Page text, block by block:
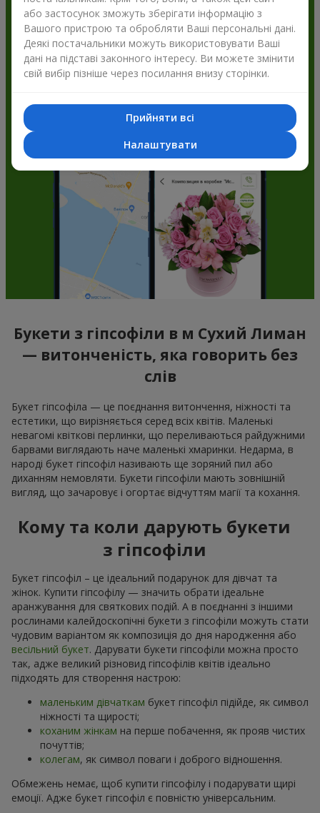
Flowers.ua і отримуйте бонуси
Букети з гіпсофіли в м Сухий Лиман
— витонченість, яка говорить без
слів
Букет гіпсофіла — це поєднання витончення, ніжності та
естетики, що вирізняється серед всіх квітів. Маленькі
невагомі квіткові перлинки, що переливаються райдужними
барвами виглядають наче маленькі хмаринки. Недарма, в
народі букет гіпсофіл називають ще зоряний пил або
диханням немовляти. Букети гіпсофіли мають зовнішній
вигляд, що зачаровує і огортає відчуттям магії та кохання.
Кому та коли дарують букети
з гіпсофіли
Букет гіпсофіл – це ідеальний подарунок для дівчат та
жінок. Купити гіпсофілу — значить обрати ідеальне
аранжування для святкових подій. А в поєднанні з іншими
рослинами калейдоскопічні букети з гіпсофіли можуть стати
чудовим варіантом як композиція до дня народження або
весільний букет. Дарувати букети гіпсофіли можна просто
так, адже великий різновид гіпсофілів квітів ідеально
підходять для створення настрою:
маленьким дівчаткам букет гіпсофіл підійде, як символ
ніжності та щирості;
коханим жінкам на перше побачення, як прояв чистих
почуттів;
колегам, як символ поваги і доброго відношення.
Обмежень немає, щоб купити гіпсофілу і подарувати щирі
емоції. Адже букет гіпсофіл є повністю універсальним.
або застосунок зможуть зберігати інформацію з
Вашого пристрою та обробляти Ваші персональні дані.
Деякі постачальники можуть використовувати Ваші
дані на підставі законного інтересу. Ви можете змінити
свій вибір пізніше через посилання внизу сторінки.
Прийняти всі
Налаштувати